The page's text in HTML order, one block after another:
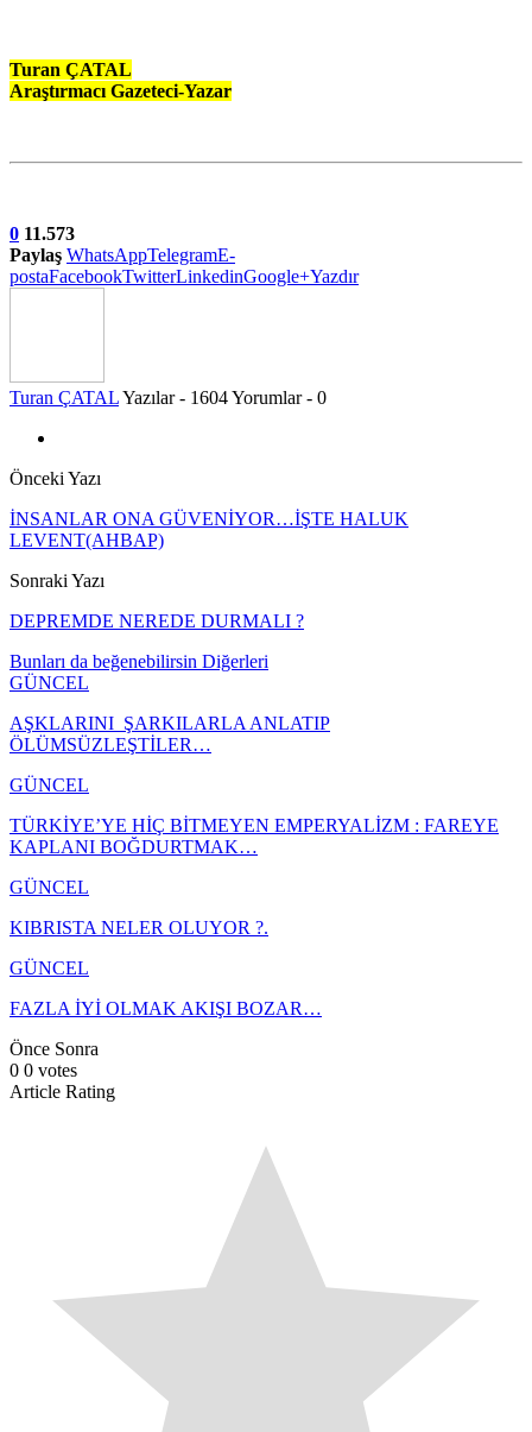
Turan ÇATAL
Araştırmacı Gazeteci-Yazar
0 11.573
Paylaş WhatsAppTelegramE-
postaFacebookTwitterLinkedinGoogle+Yazdır
Turan ÇATALYazılar - 1604Yorumlar - 0
Önceki Yazı
İNSANLAR ONA GÜVENİYOR…İŞTE HALUK
LEVENT(AHBAP)
Sonraki Yazı
DEPREMDE NEREDE DURMALI ?
Bunları da beğenebilirsin Diğerleri
GÜNCEL
AŞKLARINI ŞARKILARLA ANLATIP
ÖLÜMSÜZLEŞTİLER…
GÜNCEL
TÜRKİYE’YE HİÇ BİTMEYEN EMPERYALİZM : FAREYE
KAPLANI BOĞDURTMAK…
GÜNCEL
KIBRISTA NELER OLUYOR ?.
GÜNCEL
FAZLA İYİ OLMAK AKIŞI BOZAR…
Önce Sonra
0 0 votes
Article Rating